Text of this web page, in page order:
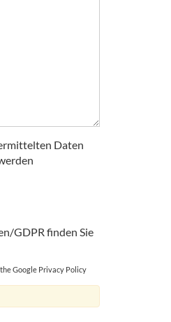
Daten
GDPR finden Sie
Google Privacy Policy